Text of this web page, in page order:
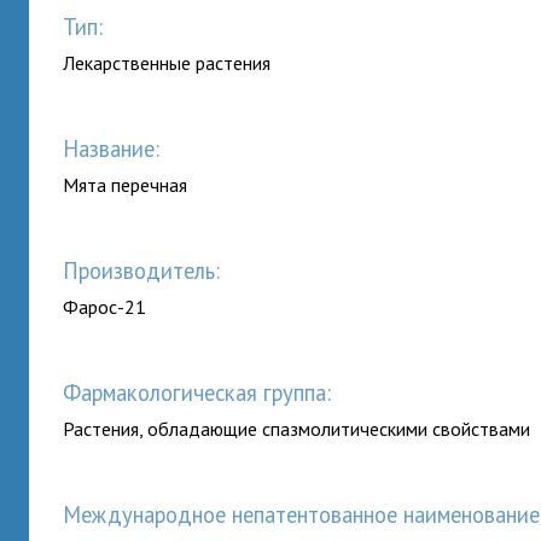
Тип:
Лекарственные растения
Название:
Мята перечная
Производитель:
Фарос-21
Фармакологическая группа:
Растения, обладающие спазмолитическими свойствами
Международное непатентованное